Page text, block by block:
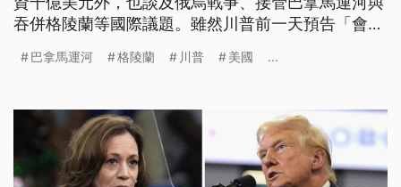
吞併格陵蘭等國際議題。雖然川普前一天預告「會有
於上任後的各項政績。演說中也一度出現插曲，有民
離。
巴拿馬運河 格陵蘭 川普 美國 ...